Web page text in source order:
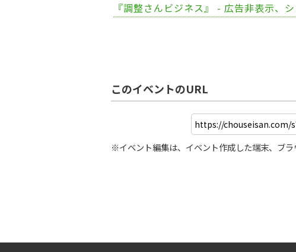
『調整さんビジネス』 - 広告非表示、
このイベントのURL
※イベント編集は、イベント作成した端末、ブ